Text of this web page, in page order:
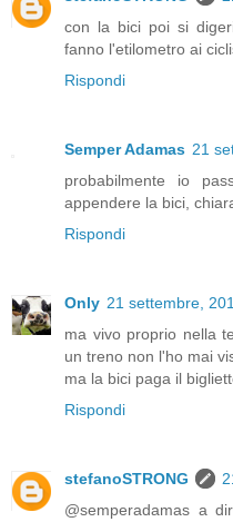
con la bici poi si
fanno l'etilometro ai
Rispondi
Semper Adamas 21
probabilmente io
appendere la bici,
Rispondi
Only 21 settembre,
ma vivo proprio nella
un treno non l'ho mai
ma la bici paga il
Rispondi
stefanoSTRONG
@semperadamas a